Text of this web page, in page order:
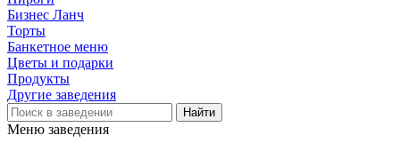
Бизнес Ланч
Торты
Банкетное меню
Цветы и подарки
Продукты
Другие заведения
Меню заведения